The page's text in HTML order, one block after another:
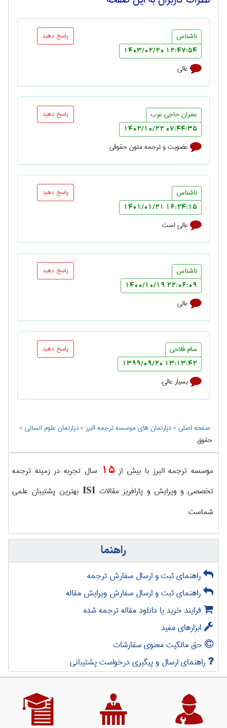
ناشناس
12:47:54 1403/02/20
پاسخ دهید
عالی
عمران حاجی عرب
07:44:35 1402/10/22
پاسخ دهید
عضویت و ترجمه متون حقوقی
ناشناس
16:24:15 1401/01/21
پاسخ دهید
عالی است
ناشناس
22:06:09 1400/10/19
پاسخ دهید
عالی
سام فلاحی
13:13:42 1399/09/20
پاسخ دهید
بسیار عالی.
صفحه اصلی>دپارتمان های موسسه ترجمه البرز>دپارتمان علوم انسانی>
حقوق
موسسه ترجمه البرز با بیش از15 سال تجربه در زمینه ترجمه
تخصصی و ویرایش و پارافریز مقالاتISI بهترین پشتیبان علمی
شماست
راهنما
راهنمای ثبت و ارسال سفارش ترجمه
راهنمای ثبت و ارسال سفارش ویرایش مقاله
فرایند خرید یا دانلود مقاله ترجمه شده
ابزارهای مفید
حق مالکیت معنوی سفارشات
راهنمای ارسال و پیگیری درخواست پشتیبانی